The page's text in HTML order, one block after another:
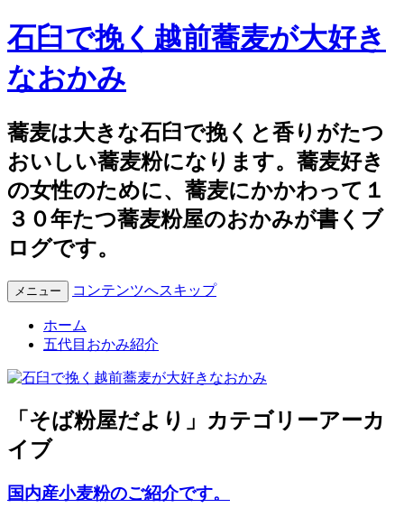
石臼で挽く越前蕎麦が大好き
なおかみ
蕎麦は大きな石臼で挽くと香りがたつ
おいしい蕎麦粉になります。蕎麦好き
の女性のために、蕎麦にかかわって１
３０年たつ蕎麦粉屋のおかみが書くブ
ログです。
メニュー コンテンツへスキップ
ホーム
五代目おかみ紹介
「 そば粉屋だより 」カテゴリーアーカ
イブ
国内産小麦粉のご紹介です。